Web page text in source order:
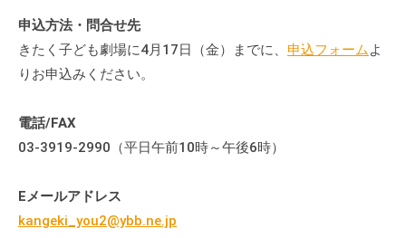
機
材
の
出
な
業
申込方法・問合せ先
きたく子ども劇場に4月17日（金）までに、 申込フォームよ
りお申込みください。
電話/FAX
03-3919-2990（平日午前10時～午後6時）
Eメールアドレス
kangeki_you2@ybb.ne.jp